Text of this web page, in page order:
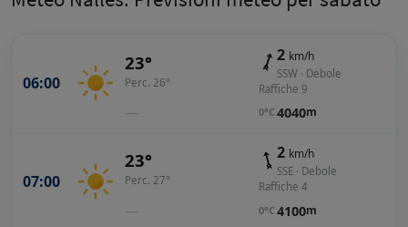
06:00
23°
Perc. 26°
—
2 km/h
SSW · Debole
Raffiche 9
0°C 4040m
07:00
23°
Perc. 27°
—
2 km/h
SSE · Debole
Raffiche 4
0°C 4100m